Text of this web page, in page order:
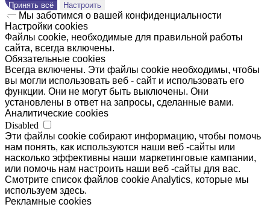
Принять всё Настроить
Мы заботимся о вашей конфиденциальности
Настройки cookies
Файлы cookie, необходимые для правильной работы
сайта, всегда включены.
Обязательные cookies
Всегда включены. Эти файлы cookie необходимы, чтобы
вы могли использовать веб - сайт и использовать его
функции. Они не могут быть выключены. Они
установлены в ответ на запросы, сделанные вами.
Аналитические cookies
Disabled
Эти файлы cookie собирают информацию, чтобы помочь
нам понять, как используются наши веб -сайты или
насколько эффективны наши маркетинговые кампании,
или помочь нам настроить наши веб -сайты для вас.
Смотрите список файлов cookie Analytics, которые мы
используем здесь.
Рекламные cookies